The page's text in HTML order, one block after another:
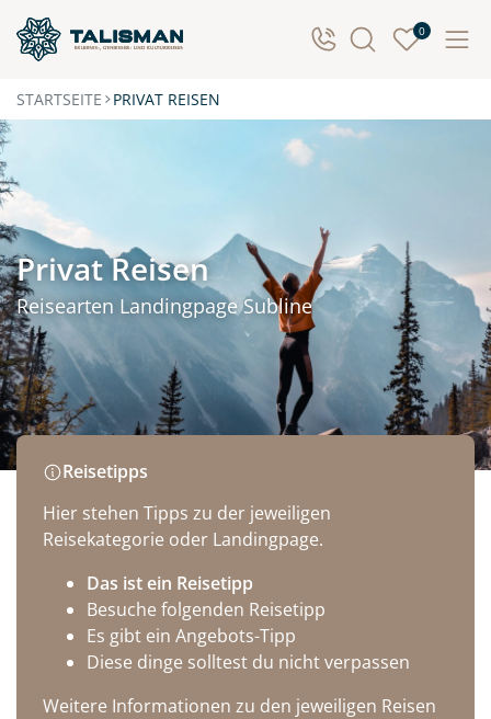
0
STARTSEITE PRIVAT REISEN
Privat Reisen
Reisearten Landingpage Subline
Reisetipps
Hier stehen Tipps zu der jeweiligen
Reisekategorie oder Landingpage.
Das ist ein Reisetipp
Besuche folgenden Reisetipp
Es gibt ein Angebots-Tipp
Diese dinge solltest du nicht verpassen
Weitere Informationen zu den jeweiligen Reisen